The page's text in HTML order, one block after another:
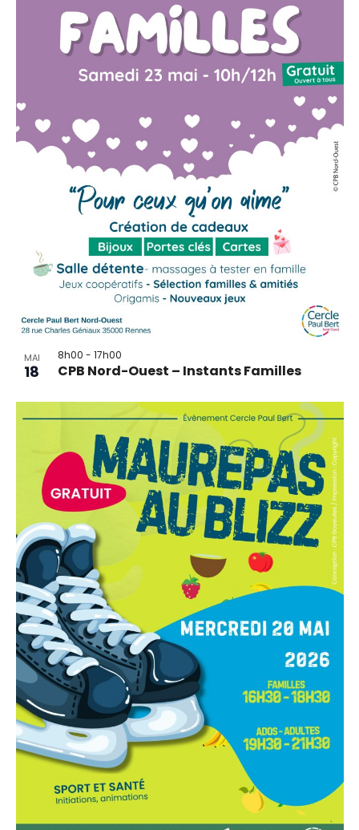
MAI
18 CPB Nord-Ouest – Instants Familles
8h00 - 17h00